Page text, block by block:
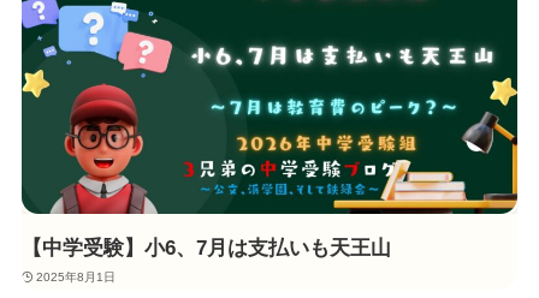
【中学受験】小6、7月は支払いも天王山
2025年8月1日